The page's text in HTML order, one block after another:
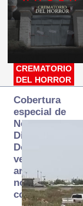
Norte
de
Ciudad
Más
que
noticias,
hacemos
CREMATORIO
DEL HORROR
Cobertura
especial de
Norte
Digital:
Donde la
verdad
arde… pero
no se
consume